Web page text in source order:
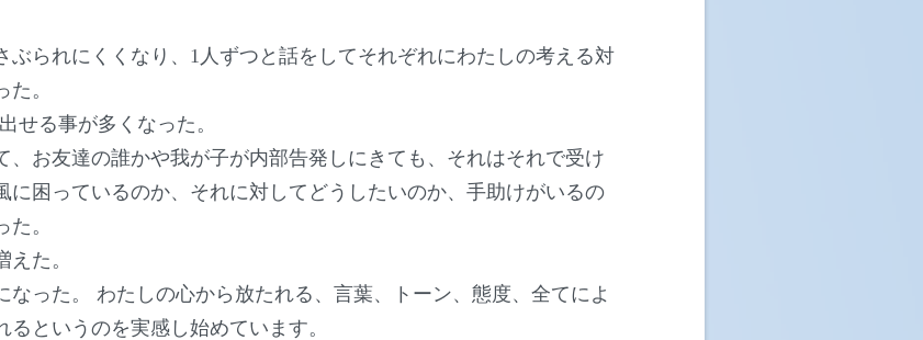
ぶられにくくなり、1人ずつと話をしてそれぞれにわたしの考える対
。
せる事が多くなった。
、お友達の誰かや我が子が内部告発しにきても、それはそれで受け
に困っているのか、それに対してどうしたいのか、手助けがいるの
。
た。
なった。 わたしの心から放たれる、言葉、トーン、態度、全てによ
というのを実感し始めています。